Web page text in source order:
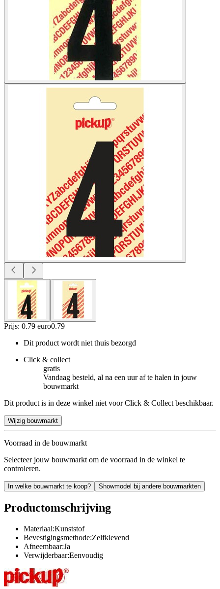
Prijs: 0.79 euro0.79
Dit product wordt niet thuis bezorgd
Click & collect
gratis
Vandaag besteld, al na een uur af te halen in jouw
bouwmarkt
Dit product is in deze winkel niet voor Click & Collect beschikbaar.
Wijzig bouwmarkt
Voorraad in de bouwmarkt
Selecteer jouw bouwmarkt om de voorraad in de winkel te
controleren.
In welke bouwmarkt te koop? Showmodel bij andere bouwmarkten
Productomschrijving
Materiaal:Kunststof
Bevestigingsmethode:Zelfklevend
Afneembaar:Ja
Verwijderbaar:Eenvoudig